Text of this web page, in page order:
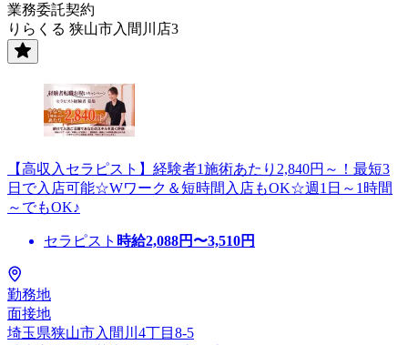
業務委託契約
りらくる 狭山市入間川店3
【高収入セラピスト】経験者1施術あたり2,840円～！最短3
日で入店可能☆Wワーク＆短時間入店もOK☆週1日～1時間
～でもOK♪
セラピスト 時給2,088円〜3,510円
勤務地
面接地
埼玉県狭山市入間川4丁目8-5